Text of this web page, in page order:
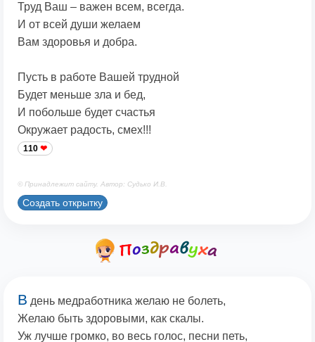
Труд Ваш – важен всем, всегда.
И от всей души желаем
Вам здоровья и добра.
Пусть в работе Вашей трудной
Будет меньше зла и бед,
И побольше будет счастья
Окружает радость, смех!!!
110
© Принадлежит сайту. Автор: Судько И.В.
Создать открытку
В день медработника желаю не болеть,
Желаю быть здоровыми, как скалы.
Уж лучше громко, во весь голос, песни петь,